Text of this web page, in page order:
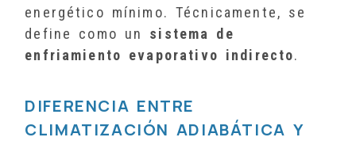
energético mínimo. Técnicamente, se
define como un sistema de
enfriamiento evaporativo indirecto.
DIFERENCIA ENTRE
CLIMATIZACIÓN ADIABÁTICA Y